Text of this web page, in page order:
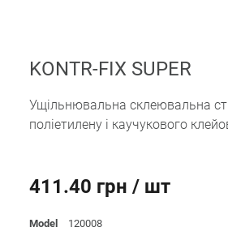
KONTR-FIX SUPER
Ущільнювальна склеювальна
поліетилену і каучукового
411.40 грн / шт
Model 120008